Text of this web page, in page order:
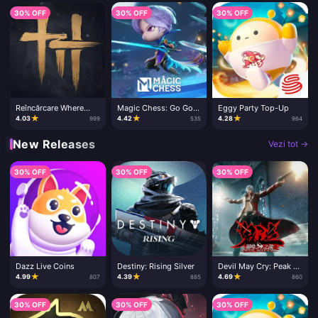
30% OFF
Reîncărcare Where
Winds Meet
4.03★ 999
30% OFF
Magic Chess: Go Go
Diamonds
4.42★ 535
30% OFF
Eggy Party Top-Up
4.28★ 964
New Releases Vezi tot →
30% OFF
Dazz Live Coins
4.99★ 807
30% OFF
Destiny: Rising Silver
4.39★ 885
30% OFF
Devil May Cry: Peak of
Combat
4.69★ 860
30% OFF 30% OFF 30% OFF